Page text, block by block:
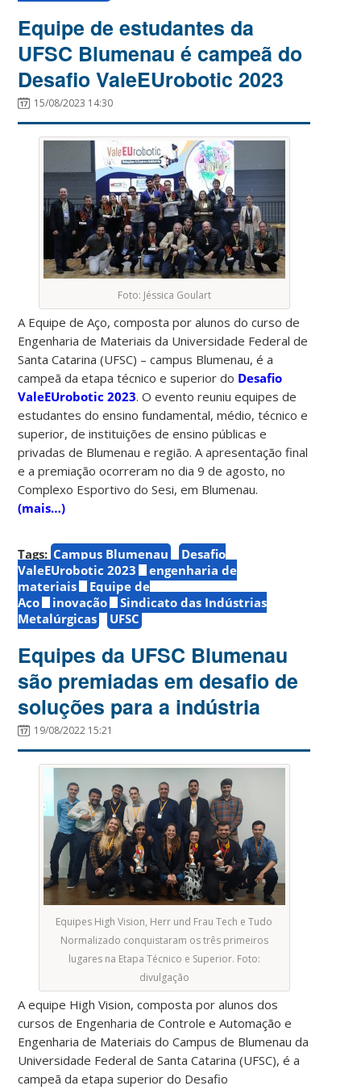
Equipe de estudantes da
UFSC Blumenau é campeã do
Desafio ValeEUrobotic 2023
15/08/2023 14:30
Foto: Jéssica Goulart
A Equipe de Aço, composta por alunos do curso de
Engenharia de Materiais da Universidade Federal de
Santa Catarina (UFSC) – campus Blumenau, é a
campeã da etapa técnico e superior do Desafio
ValeEUrobotic 2023. O evento reuniu equipes de
estudantes do ensino fundamental, médio, técnico e
superior, de instituições de ensino públicas e
privadas de Blumenau e região. A apresentação final
e a premiação ocorreram no dia 9 de agosto, no
Complexo Esportivo do Sesi, em Blumenau.
(mais…)
Tags: Campus Blumenau
Desafio
ValeEUrobotic 2023
engenharia de
materiais
Equipe de
Aço
inovação
Sindicato das Indústrias
Metalúrgicas
UFSC
Equipes da UFSC Blumenau
são premiadas em desafio de
soluções para a indústria
19/08/2022 15:21
Equipes High Vision, Herr und Frau Tech e Tudo
Normalizado conquistaram os três primeiros
lugares na Etapa Técnico e Superior. Foto:
divulgação
A equipe High Vision, composta por alunos dos
cursos de Engenharia de Controle e Automação e
Engenharia de Materiais do Campus de Blumenau da
Universidade Federal de Santa Catarina (UFSC), é a
campeã da etapa superior do Desafio